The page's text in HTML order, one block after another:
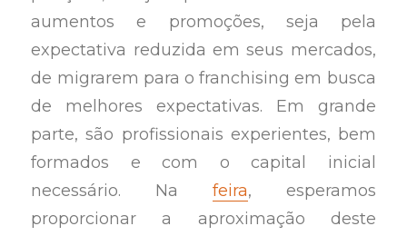
aumentos e promoções, seja pela
expectativa reduzida em seus mercados,
de migrarem para o franchising em busca
de melhores expectativas. Em grande
parte, são profissionais experientes, bem
formados e com o capital inicial
necessário. Na feira, esperamos
proporcionar a aproximação deste